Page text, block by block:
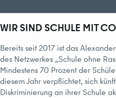
WIR SIND SCHULE MIT
Bereits seit 2017 ist das
des Netzwerkes „Schule ohne
Mindestens 70 Prozent der
diesem Jahr verpflichtet, sich
Diskriminierung an ihrer Schule